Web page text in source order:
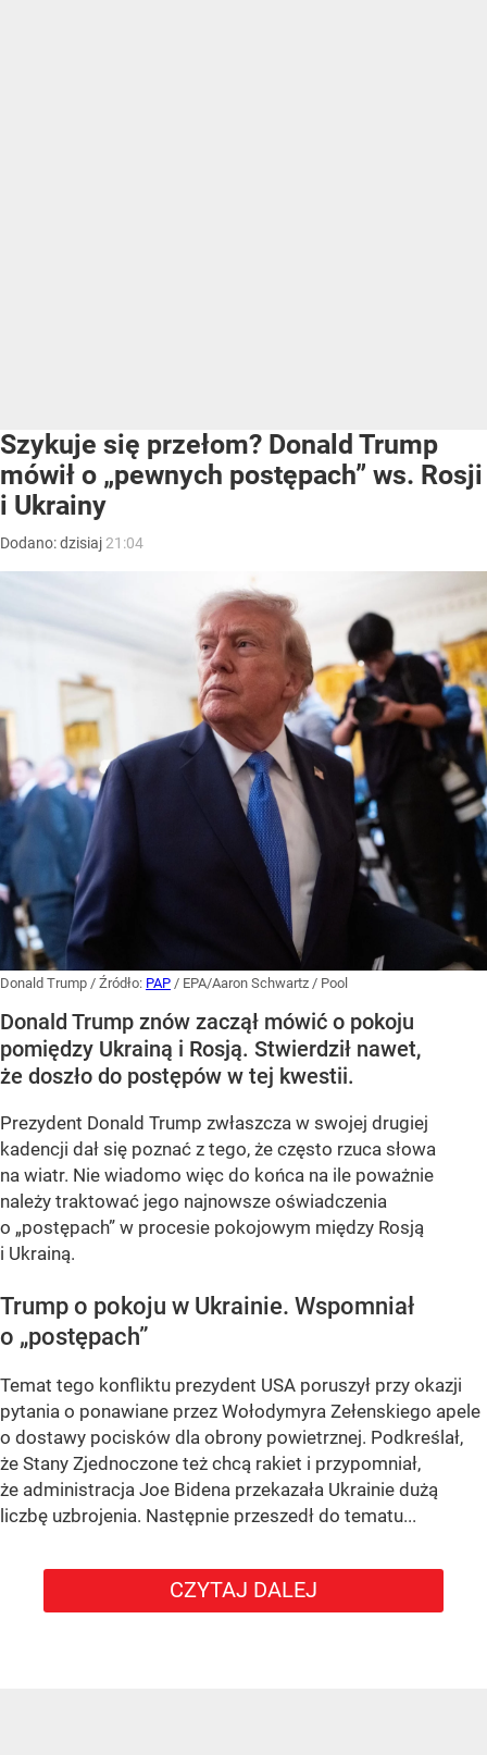
Szykuje się przełom? Donald Trump
mówił o „pewnych postępach” ws. Rosji
i Ukrainy
Dodano:dzisiaj 21:04
Donald Trump / Źródło: PAP / EPA/Aaron Schwartz / Pool
Donald Trump znów zaczął mówić o pokoju
pomiędzy Ukrainą i Rosją. Stwierdził nawet,
że doszło do postępów w tej kwestii.
Prezydent Donald Trump zwłaszcza w swojej drugiej
kadencji dał się poznać z tego, że często rzuca słowa
na wiatr. Nie wiadomo więc do końca na ile poważnie
należy traktować jego najnowsze oświadczenia
o „postępach” w procesie pokojowym między Rosją
i Ukrainą.
Trump o pokoju w Ukrainie. Wspomniał
o „postępach”
Temat tego konfliktu prezydent USA poruszył przy okazji
pytania o ponawiane przez Wołodymyra Zełenskiego apele
o dostawy pocisków dla obrony powietrznej. Podkreślał,
że Stany Zjednoczone też chcą rakiet i przypomniał,
że administracja Joe Bidena przekazała Ukrainie dużą
liczbę uzbrojenia. Następnie przeszedł do tematu...
CZYTAJ DALEJ